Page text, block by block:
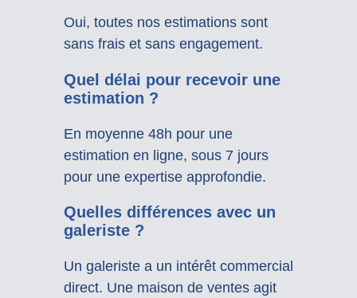
Oui, toutes nos estimations sont
sans frais et sans engagement.
Quel délai pour recevoir une
estimation ?
En moyenne 48h pour une
estimation en ligne, sous 7 jours
pour une expertise approfondie.
Quelles différences avec un
galeriste ?
Un galeriste a un intérêt commercial
direct. Une maison de ventes agit